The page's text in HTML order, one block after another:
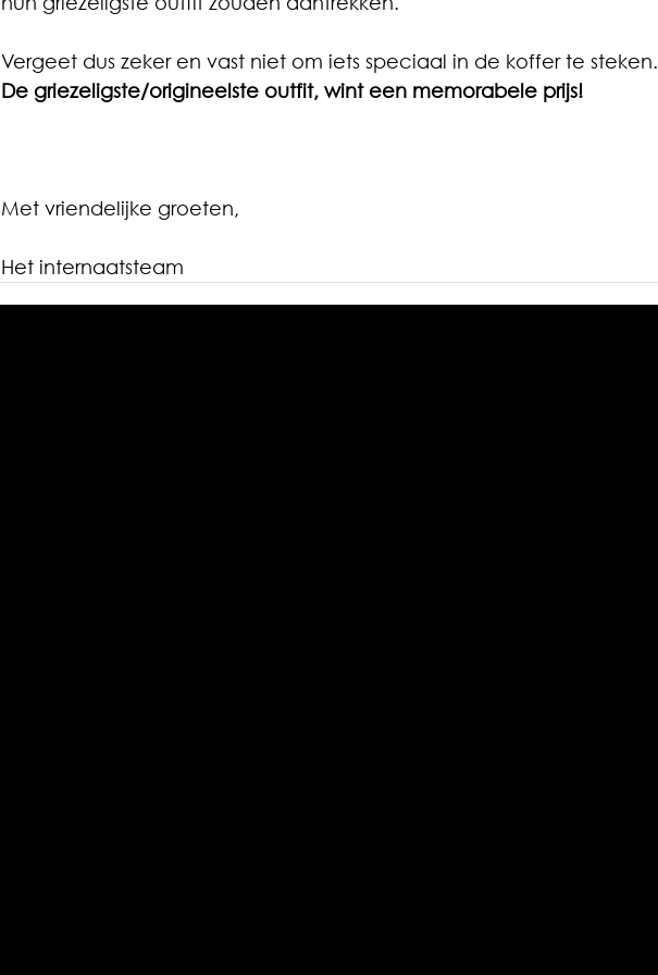
Vergeet dus zeker en vast niet om iets speciaal in de koffer te steken.
De griezeligste/origineelste outfit, wint een memorabele prijs!
Met vriendelijke groeten,
Het internaatsteam